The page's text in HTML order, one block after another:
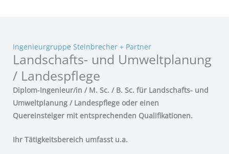
Ingenieurgruppe Steinbrecher + Partner
Landschafts- und Umweltplanung
/ Landespflege
Diplom-Ingenieur/in / M. Sc. / B. Sc. für Landschafts- und
Umweltplanung / Landespflege oder einen
Quereinsteiger mit entsprechenden Qualifikationen.
Ihr Tätigkeitsbereich umfasst u.a.